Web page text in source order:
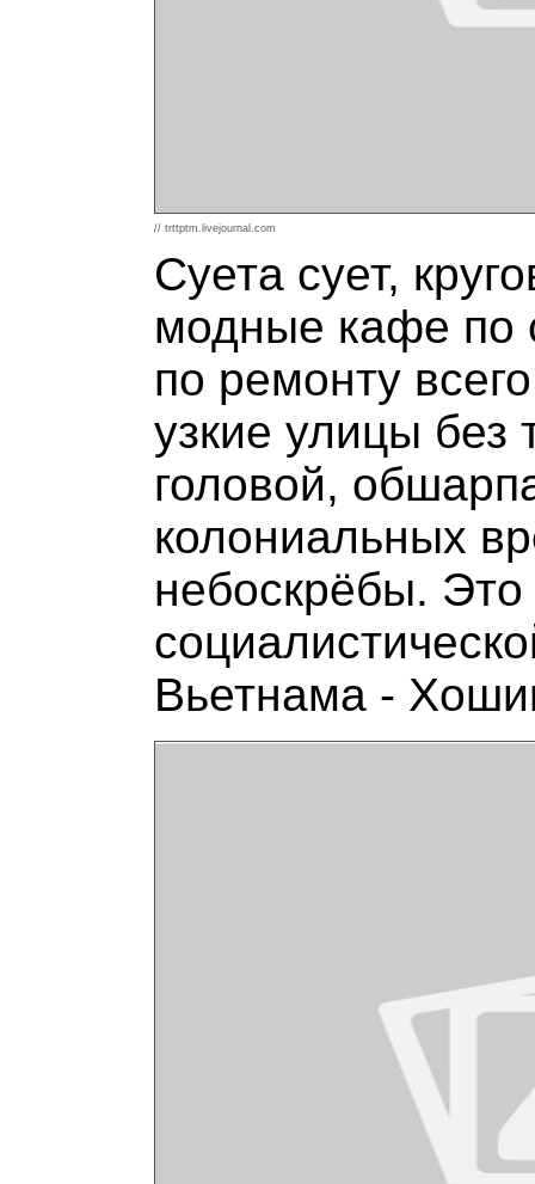
// trttptm.livejournal.com
Суета сует,
модные кафе по
по ремонту
узкие улицы без
головой,
колониальных
небоскрёбы.
Вьетнама -